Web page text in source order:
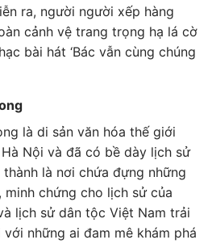
ra, người người xếp hàng
cảnh vệ trang trọng hạ lá cờ
bài hát ‘Bác vẫn cùng chúng
là di sản văn hóa thế giới
Nội và đã có bề dày lịch sử
là nơi chứa đựng những
chứng cho lịch sử của
lịch sử dân tộc Việt Nam trải
những ai đam mê khám phá